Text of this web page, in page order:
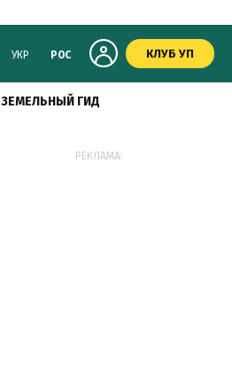
УКР РОС КЛУБ УП
ЗЕМЕЛЬНЫЙ ГИД
РЕКЛАМА: